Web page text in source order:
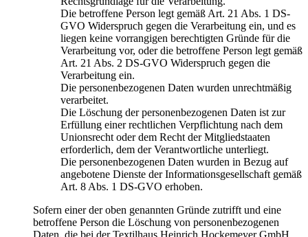
Die betroffene Person legt gemäß Art. 21 Abs. 1 DS-
GVO Widerspruch gegen die Verarbeitung ein, und es
liegen keine vorrangigen berechtigten Gründe für die
Verarbeitung vor, oder die betroffene Person legt gemäß
Art. 21 Abs. 2 DS-GVO Widerspruch gegen die
Verarbeitung ein.
Die personenbezogenen Daten wurden unrechtmäßig
verarbeitet.
Die Löschung der personenbezogenen Daten ist zur
Erfüllung einer rechtlichen Verpflichtung nach dem
Unionsrecht oder dem Recht der Mitgliedstaaten
erforderlich, dem der Verantwortliche unterliegt.
Die personenbezogenen Daten wurden in Bezug auf
angebotene Dienste der Informationsgesellschaft gemäß
Art. 8 Abs. 1 DS-GVO erhoben.
Sofern einer der oben genannten Gründe zutrifft und eine
betroffene Person die Löschung von personenbezogenen
Daten, die bei der Textilhaus Heinrich Hockemeyer GmbH